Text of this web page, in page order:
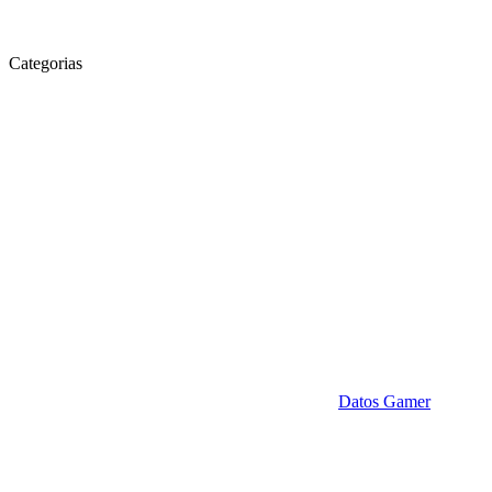
Categorias
Datos Gamer